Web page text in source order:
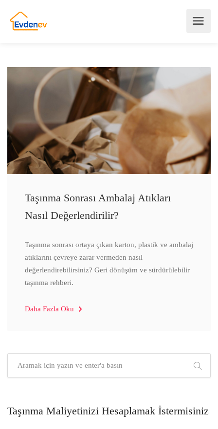
Taşınma Sonrası Ambalaj Atıkları
Nasıl Değerlendirilir?
Taşınma sonrası ortaya çıkan karton, plastik ve ambalaj
atıklarını çevreye zarar vermeden nasıl
değerlendirebilirsiniz? Geri dönüşüm ve sürdürülebilir
taşınma rehberi.
Daha Fazla Oku
Taşınma Maliyetinizi Hesaplamak İstermisiniz